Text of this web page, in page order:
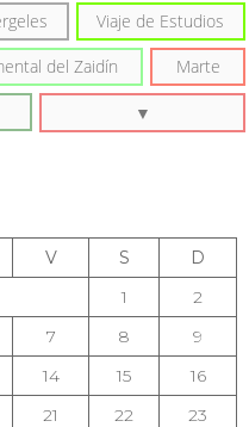
Viaje de Estudios
del Zaidín Marte
V S
D
1
2
7 8
9
14 15
16
21 22 23